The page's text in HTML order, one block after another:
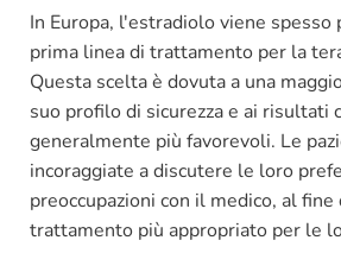
In Europa, l'estradiolo viene spesso
prima linea di trattamento per la
Questa scelta è dovuta a una
suo profilo di sicurezza e ai risultati
generalmente più favorevoli. Le
incoraggiate a discutere le loro
preoccupazioni con il medico, al
trattamento più appropriato per le